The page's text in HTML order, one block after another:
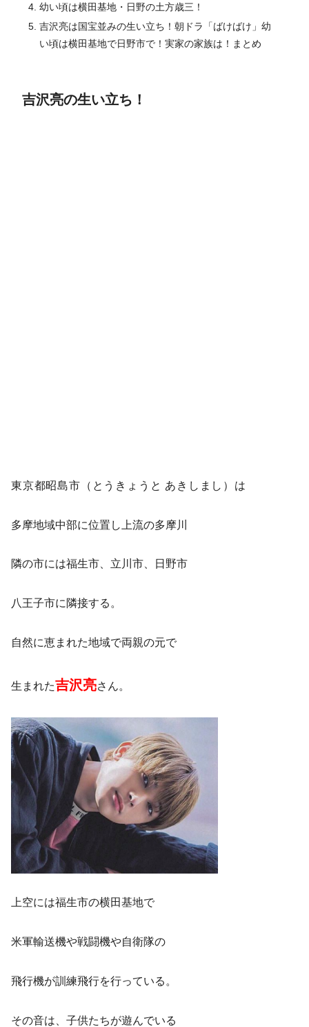
幼い頃は横田基地・日野の土方歳三！
吉沢亮は国宝並みの生い立ち！朝ドラ「ばけばけ」幼
い頃は横田基地で日野市で！実家の家族は！まとめ
吉沢亮の生い立ち！
東京都昭島市（とうきょうと あきしまし）は
多摩地域中部に位置し上流の多摩川
隣の市には福生市、立川市、日野市
八王子市に隣接する。
自然に恵まれた地域で両親の元で
生まれた吉沢亮さん。
上空には福生市の横田基地で
米軍輸送機や戦闘機や自衛隊の
飛行機が訓練飛行を行っている。
その音は、子供たちが遊んでいる